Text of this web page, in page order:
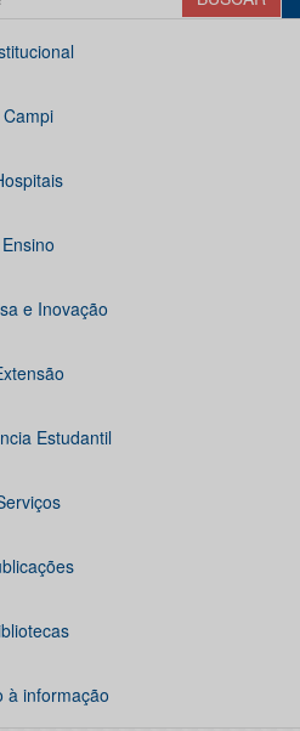
Campi
Ensino
e Inovação
Estudantil
à informação